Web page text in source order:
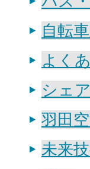
自転
よく
シェ
羽田
未来